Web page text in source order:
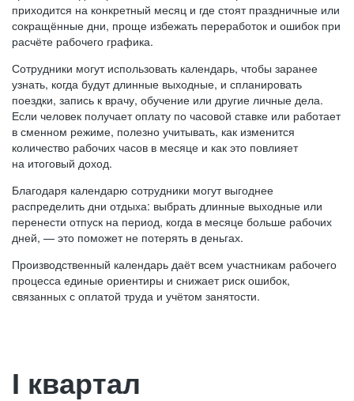
приходится на конкретный месяц и где стоят праздничные или
сокращённые дни, проще избежать переработок и ошибок при
расчёте рабочего графика.
Сотрудники могут использовать календарь, чтобы заранее
узнать, когда будут длинные выходные, и спланировать
поездки, запись к врачу, обучение или другие личные дела.
Если человек получает оплату по часовой ставке или работает
в сменном режиме, полезно учитывать, как изменится
количество рабочих часов в месяце и как это повлияет
на итоговый доход.
Благодаря календарю сотрудники могут выгоднее
распределить дни отдыха: выбрать длинные выходные или
перенести отпуск на период, когда в месяце больше рабочих
дней, — это поможет не потерять в деньгах.
Производственный календарь даёт всем участникам рабочего
процесса единые ориентиры и снижает риск ошибок,
связанных с оплатой труда и учётом занятости.
I квартал